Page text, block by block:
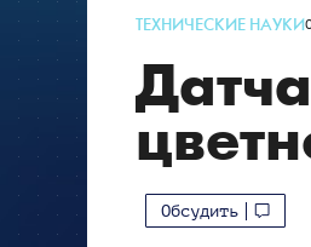
ТЕХНИЧЕСКИЕ НАУКИ
Обсудить